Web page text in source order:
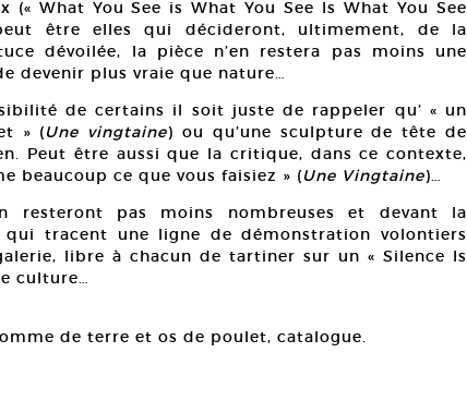
What You See is What You See Is What You See
être elles qui décideront, ultimement, de la
dévoilée, la pièce n’en restera pas moins une
devenir plus vraie que nature…
de certains il soit juste de rappeler qu’ « un
» (Une vingtaine) ou qu’une sculpture de tête de
Peut être aussi que la critique, dans ce contexte,
beaucoup ce que vous faisiez » (Une Vingtaine)…
resteront pas moins nombreuses et devant la
tracent une ligne de démonstration volontiers
libre à chacun de tartiner sur un « Silence Is
culture…
de terre et os de poulet, catalogue.